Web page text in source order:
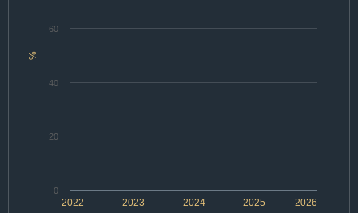
%
2022 2024 2026
2023 2025
0
20
40
60